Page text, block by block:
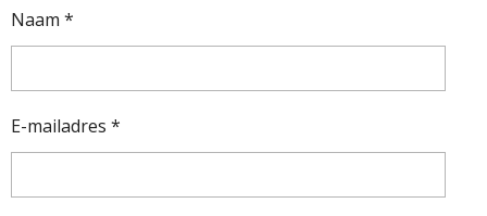
Naam *
E-mailadres *